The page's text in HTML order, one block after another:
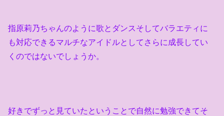
指原莉乃ちゃんのように歌とダンスそしてバラエティに
も対応できるマルチなアイドルとしてさらに成長してい
くのではないでしょうか。
好きでずっと見ていたということで自然に勉強できてそ